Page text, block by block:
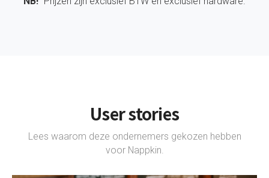
User stories
Lees waarom deze ondernemers gekozen hebben
voor Nappkin.